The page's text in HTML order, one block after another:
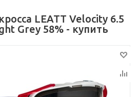
LEATT Velocity 6.5
Grey 58% - купить